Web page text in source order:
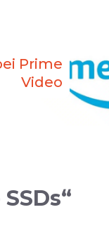
Prime
Video